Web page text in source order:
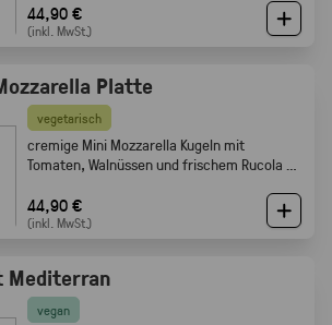
44,90 €
(inkl. MwSt.)
Platte
vegetarisch
cremige Mini Mozzarella Kugeln mit
Tomaten, Walnüssen und frischem Rucola ·
44,90 €
(inkl. MwSt.)
vegan